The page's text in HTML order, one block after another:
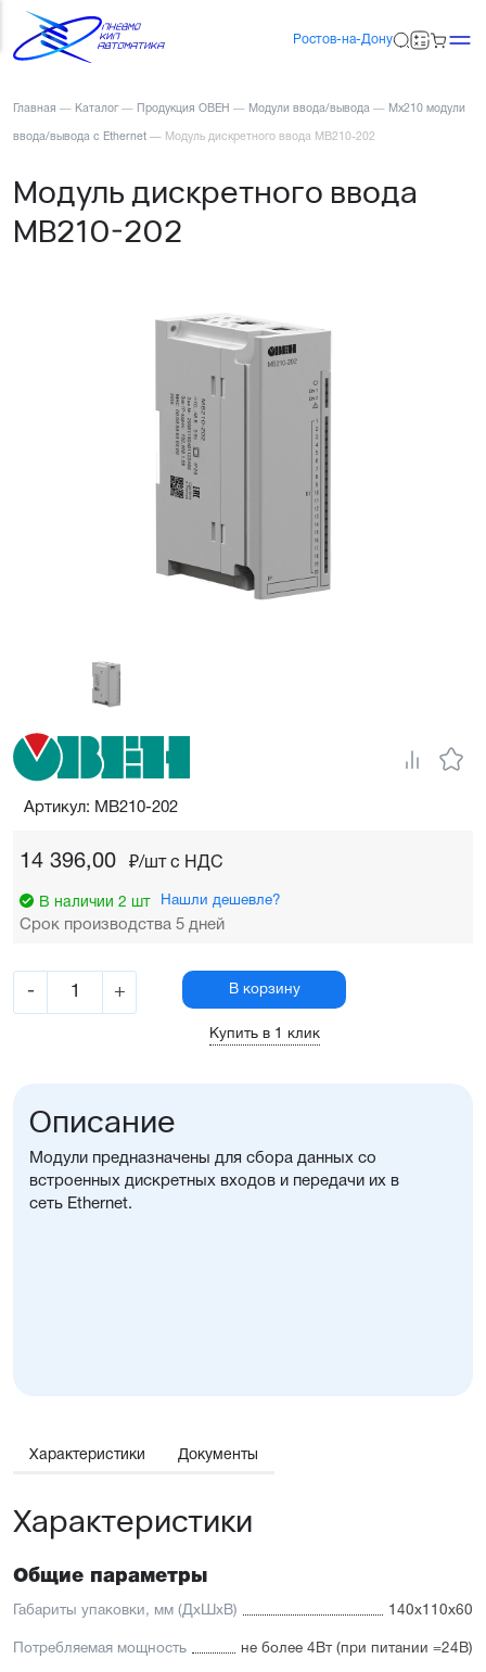
Ростов-на-Дону
Главная — Каталог — Продукция ОВЕН — Модули ввода/вывода — Мх210 модули
ввода/вывода с Ethernet — Модуль дискретного ввода МВ210-202
Модуль дискретного ввода
МВ210-202
14 396,00 ₽/шт c НДС
В наличии 2 шт Нашли дешевле?
Срок производства 5 дней
- + В корзину
Купить в 1 клик
Артикул: МВ210-202
Описание
Модули предназначены для сбора данных со
встроенных дискретных входов и передачи их в
сеть Ethernet.
Характеристики Документы
Характеристики
Общие параметры
Габариты упаковки, мм (ДхШхВ) 140x110x60
Потребляемая мощность не более 4Вт (при питании =24В)